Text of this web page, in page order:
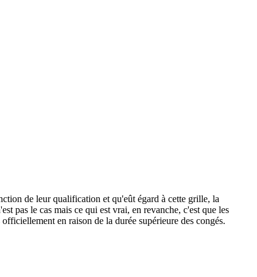
de leur qualification et qu'eût égard à cette grille, la
pas le cas mais ce qui est vrai, en revanche, c'est que les
en raison de la durée supérieure des congés.